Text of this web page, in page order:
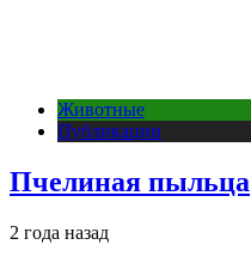
Животные
Публикации
Пчелиная пыльца
2 года назад